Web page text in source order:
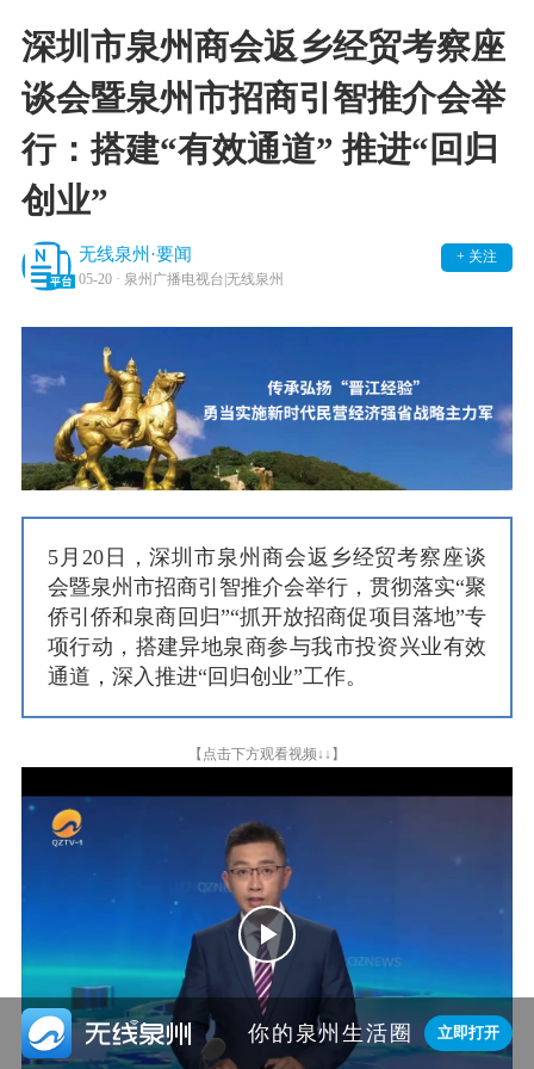
 你的泉州生活圈 立即打开
深圳市泉州商会返乡经贸考察座
谈会暨泉州市招商引智推介会举
行：搭建“有效通道” 推进“回归
创业”
无线泉州·要闻
+ 关注
05-20 · 泉州广播电视台|无线泉州
5月20日，深圳市泉州商会返乡经贸考察座谈
会暨泉州市招商引智推介会举行，贯彻落实“聚
侨引侨和泉商回归”“抓开放招商促项目落地”专
项行动，搭建异地泉商参与我市投资兴业有效
通道，深入推进“回归创业”工作。
【点击下方观看视频↓↓】
Play
Video